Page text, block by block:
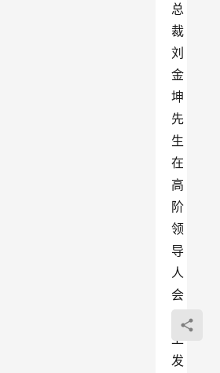
总
裁
刘
金
坤
先
生
在
高
阶
领
导
人
会
上
发